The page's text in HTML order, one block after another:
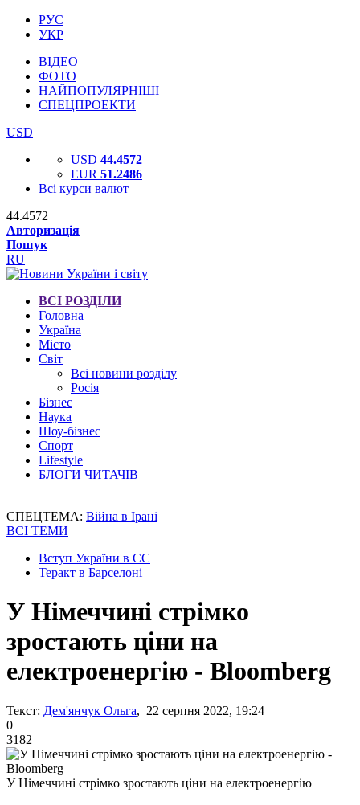
РУС
УКР
ВІДЕО
ФОТО
НАЙПОПУЛЯРНІШІ
СПЕЦПРОЕКТИ
USD
USD 44.4572
EUR 51.2486
Всі курси валют
44.4572
Авторизація
Пошук
RU
ВСІ РОЗДІЛИ
Головна
Україна
Місто
Світ
Всі новини розділу
Росія
Бізнес
Наука
Шоу-бізнес
Спорт
Lifestyle
БЛОГИ ЧИТАЧІВ
СПЕЦТЕМА: Війна в Ірані
ВСІ ТЕМИ
Вступ України в ЄС
Теракт в Барселоні
У Німеччині стрімко
зростають ціни на
електроенергію - Bloomberg
Текст: Дем'янчук Ольга, 22 серпня 2022, 19:24
0
3182
У Німеччині стрімко зростають ціни на електроенергію